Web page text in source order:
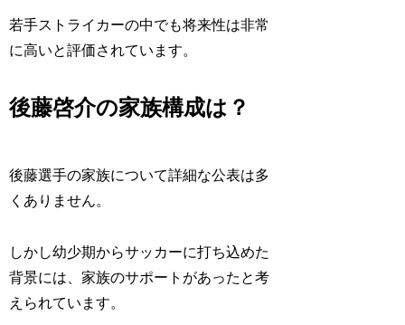
若手ストライカーの中でも将来性は非常
に高いと評価されています。
後藤啓介の家族構成は？
後藤選手の家族について詳細な公表は多
くありません。
しかし幼少期からサッカーに打ち込めた
背景には、家族のサポートがあったと考
えられています。